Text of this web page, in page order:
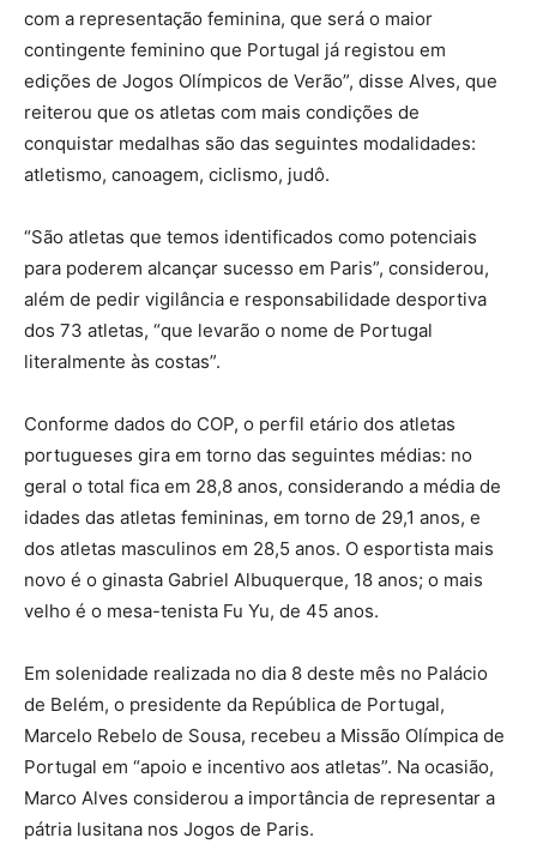
com a representação feminina, que será o maior
contingente feminino que Portugal já registou em
edições de Jogos Olímpicos de Verão”, disse Alves, que
reiterou que os atletas com mais condições de
conquistar medalhas são das seguintes modalidades:
atletismo, canoagem, ciclismo, judô.
“São atletas que temos identificados como potenciais
para poderem alcançar sucesso em Paris”, considerou,
além de pedir vigilância e responsabilidade desportiva
dos 73 atletas, “que levarão o nome de Portugal
literalmente às costas”.
Conforme dados do COP, o perfil etário dos atletas
portugueses gira em torno das seguintes médias: no
geral o total fica em 28,8 anos, considerando a média de
idades das atletas femininas, em torno de 29,1 anos, e
dos atletas masculinos em 28,5 anos. O esportista mais
novo é o ginasta Gabriel Albuquerque, 18 anos; o mais
velho é o mesa-tenista Fu Yu, de 45 anos.
Em solenidade realizada no dia 8 deste mês no Palácio
de Belém, o presidente da República de Portugal,
Marcelo Rebelo de Sousa, recebeu a Missão Olímpica de
Portugal em “apoio e incentivo aos atletas”. Na ocasião,
Marco Alves considerou a importância de representar a
pátria lusitana nos Jogos de Paris.